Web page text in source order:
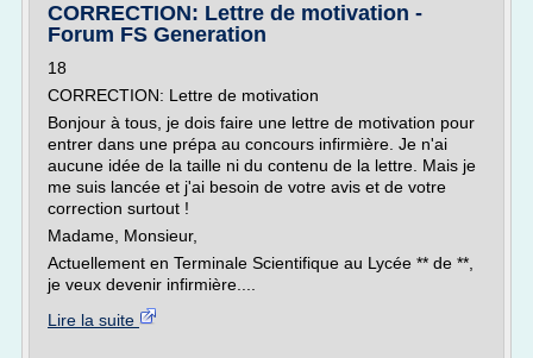
CORRECTION: Lettre de motivation -
Forum FS Generation
18
CORRECTION: Lettre de motivation
Bonjour à tous, je dois faire une lettre de motivation pour
entrer dans une prépa au concours infirmière. Je n'ai
aucune idée de la taille ni du contenu de la lettre. Mais je
me suis lancée et j'ai besoin de votre avis et de votre
correction surtout !
Madame, Monsieur,
Actuellement en Terminale Scientifique au Lycée ** de **,
je veux devenir infirmière....
Lire la suite